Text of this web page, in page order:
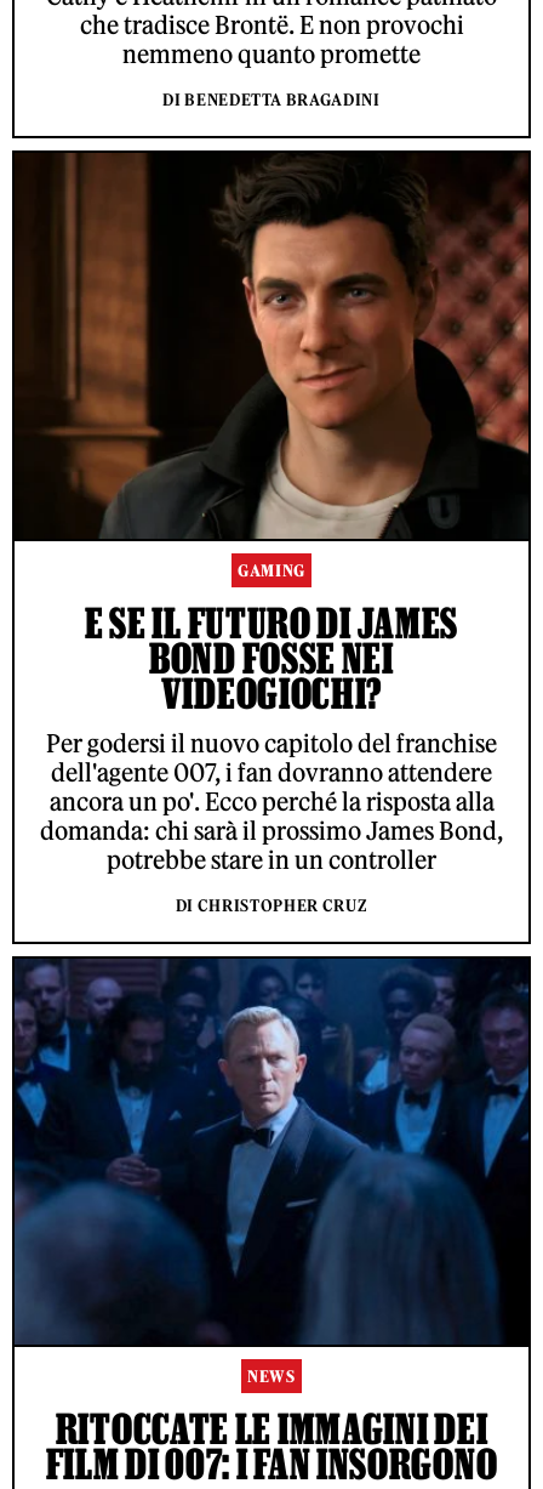
che tradisce Brontë. E non provochi
nemmeno quanto promette
DI BENEDETTA BRAGADINI
GAMING
E SE IL FUTURO DI JAMES
BOND FOSSE NEI
VIDEOGIOCHI?
Per godersi il nuovo capitolo del franchise
dell'agente 007, i fan dovranno attendere
ancora un po'. Ecco perché la risposta alla
domanda: chi sarà il prossimo James Bond,
potrebbe stare in un controller
DI CHRISTOPHER CRUZ
NEWS
RITOCCATE LE IMMAGINI DEI
FILM DI 007: I FAN INSORGONO